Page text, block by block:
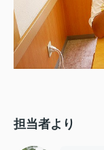
担当者より